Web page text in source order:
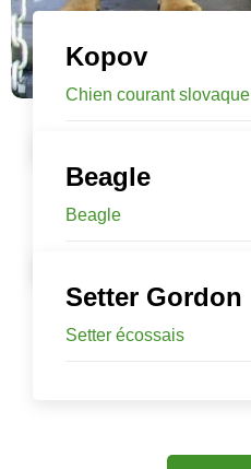
Kopov
Chien courant slovaque
Beagle
Beagle
Setter Gordon
Setter écossais